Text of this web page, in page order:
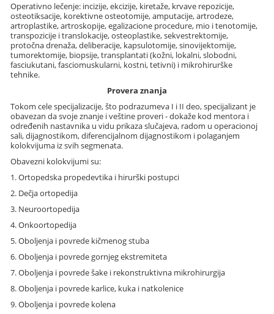
Operativno lečenje: incizije, ekcizije, kiretaže, krvave repozicije,
osteotiksacije, korektivne osteotomije, amputacije, artrodeze,
artroplastike, artroskopije, egalizacione procedure, mio i tenotomije,
transpozicije i translokacije, osteoplastike, sekvestrektomije,
protočna drenaža, deliberacije, kapsulotomije, sinovijektomije,
tumorektomije, biopsije, transplantati (kožni, lokalni, slobodni,
fasciukutani, fasciomuskularni, kostni, tetivni) i mikrohirurške
tehnike.
Provera znanja
Tokom cele specijalizacije, što podrazumeva I i II deo, specijalizant je
obavezan da svoje znanje i veštine proveri - dokaže kod mentora i
određenih nastavnika u vidu prikaza slučajeva, radom u operacionoj
sali, dijagnostikom, diferencijalnom dijagnostikom i polaganjem
kolokvijuma iz svih segmenata.
Obavezni kolokvijumi su:
1. Ortopedska propedevtika i hirurški postupci
2. Dečja ortopedija
3. Neuroortopedija
4. Onkoortopedija
5. Oboljenja i povrede kičmenog stuba
6. Oboljenja i povrede gornjeg ekstremiteta
7. Oboljenja i povrede šake i rekonstruktivna mikrohirurgija
8. Oboljenja i povrede karlice, kuka i natkolenice
9. Oboljenja i povrede kolena